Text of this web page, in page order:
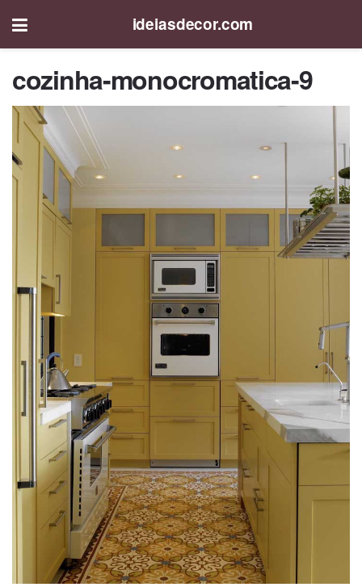
ideiasdecor.com
cozinha-monocromatica-9